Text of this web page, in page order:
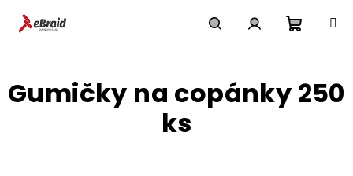
košík
Gumičky na copánky 250
ks